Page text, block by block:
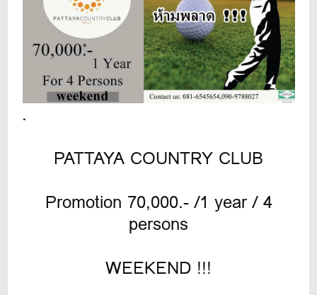
.
PATTAYA COUNTRY CLUB
Promotion 70,000.- /1 year / 4
persons
WEEKEND !!!